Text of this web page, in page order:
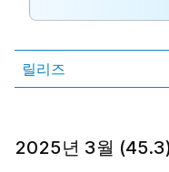
릴리즈
2025년 3월